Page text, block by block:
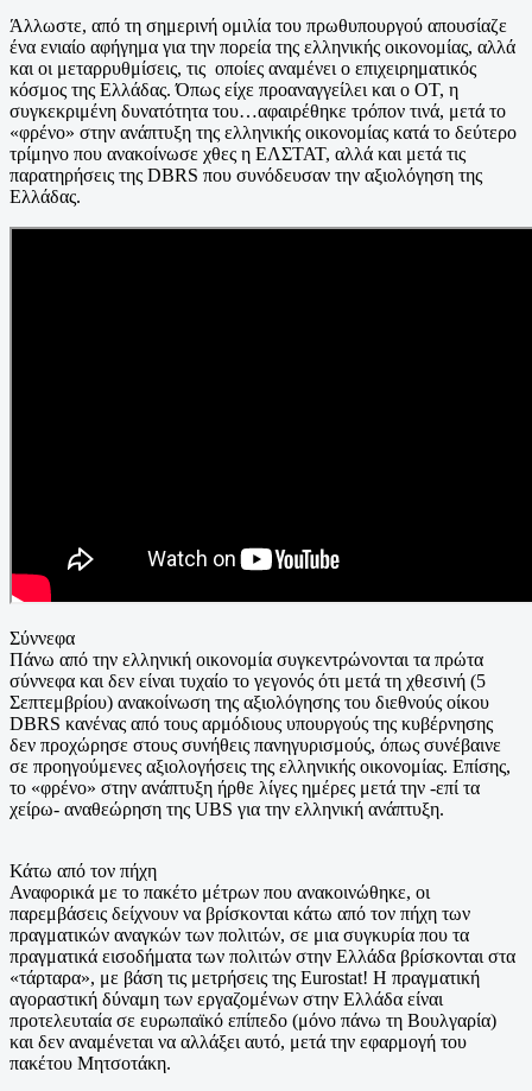
Άλλωστε, από τη σημερινή ομιλία του πρωθυπουργού απουσίαζε
ένα ενιαίο αφήγημα για την πορεία της ελληνικής οικονομίας, αλλά
και οι μεταρρυθμίσεις, τις οποίες αναμένει ο επιχειρηματικός
κόσμος της Ελλάδας. Όπως είχε προαναγγείλει και ο ΟΤ, η
συγκεκριμένη δυνατότητα του…αφαιρέθηκε τρόπον τινά, μετά το
«φρένο» στην ανάπτυξη της ελληνικής οικονομίας κατά το δεύτερο
τρίμηνο που ανακοίνωσε χθες η ΕΛΣΤΑΤ, αλλά και μετά τις
παρατηρήσεις της DBRS που συνόδευσαν την αξιολόγηση της
Ελλάδας.
Σύννεφα
Πάνω από την ελληνική οικονομία συγκεντρώνονται τα πρώτα
σύννεφα και δεν είναι τυχαίο το γεγονός ότι μετά τη χθεσινή (5
Σεπτεμβρίου) ανακοίνωση της αξιολόγησης του διεθνούς οίκου
DBRS κανένας από τους αρμόδιους υπουργούς της κυβέρνησης
δεν προχώρησε στους συνήθεις πανηγυρισμούς, όπως συνέβαινε
σε προηγούμενες αξιολογήσεις της ελληνικής οικονομίας. Επίσης,
το «φρένο» στην ανάπτυξη ήρθε λίγες ημέρες μετά την -επί τα
χείρω- αναθεώρηση της UBS για την ελληνική ανάπτυξη.
Κάτω από τον πήχη
Αναφορικά με το πακέτο μέτρων που ανακοινώθηκε, οι
παρεμβάσεις δείχνουν να βρίσκονται κάτω από τον πήχη των
πραγματικών αναγκών των πολιτών, σε μια συγκυρία που τα
πραγματικά εισοδήματα των πολιτών στην Ελλάδα βρίσκονται στα
«τάρταρα», με βάση τις μετρήσεις της Eurostat! Η πραγματική
αγοραστική δύναμη των εργαζομένων στην Ελλάδα είναι
προτελευταία σε ευρωπαϊκό επίπεδο (μόνο πάνω τη Βουλγαρία)
και δεν αναμένεται να αλλάξει αυτό, μετά την εφαρμογή του
πακέτου Μητσοτάκη.